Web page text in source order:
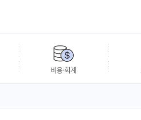
비용·회계